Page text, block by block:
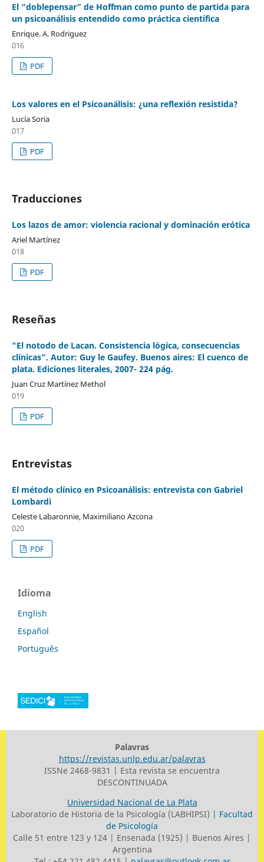
El “doblepensar” de Hoffman como punto de partida para
un psicoanálisis entendido como práctica científica
Enrique. A. Rodriguez
016
PDF
Los valores en el Psicoanálisis: ¿una reflexión resistida?
Lucía Soria
017
PDF
Traducciones
Los lazos de amor: violencia racional y dominación erótica
Ariel Martínez
018
PDF
Reseñas
"El notodo de Lacan. Consistencia lógica, consecuencias
clínicas”. Autor: Guy le Gaufey. Buenos aires: El cuenco de
plata. Ediciones literales, 2007- 224 pág.
Juan Cruz Martínez Methol
019
PDF
Entrevistas
El método clínico en Psicoanálisis: entrevista con Gabriel
Lombardi
Celeste Labaronnie, Maximiliano Azcona
020
PDF
Idioma
English
Español
Português
Palavras
https://revistas.unlp.edu.ar/palavras
ISSNe 2468-9831 | Esta revista se encuentra
DESCONTINUADA
Universidad Nacional de La Plata
Laboratorio de Historia de la Psicología (LABHIPSI) | Facultad
de Psicología
Calle 51 entre 123 y 124 | Ensenada (1925) | Buenos Aires |
Argentina